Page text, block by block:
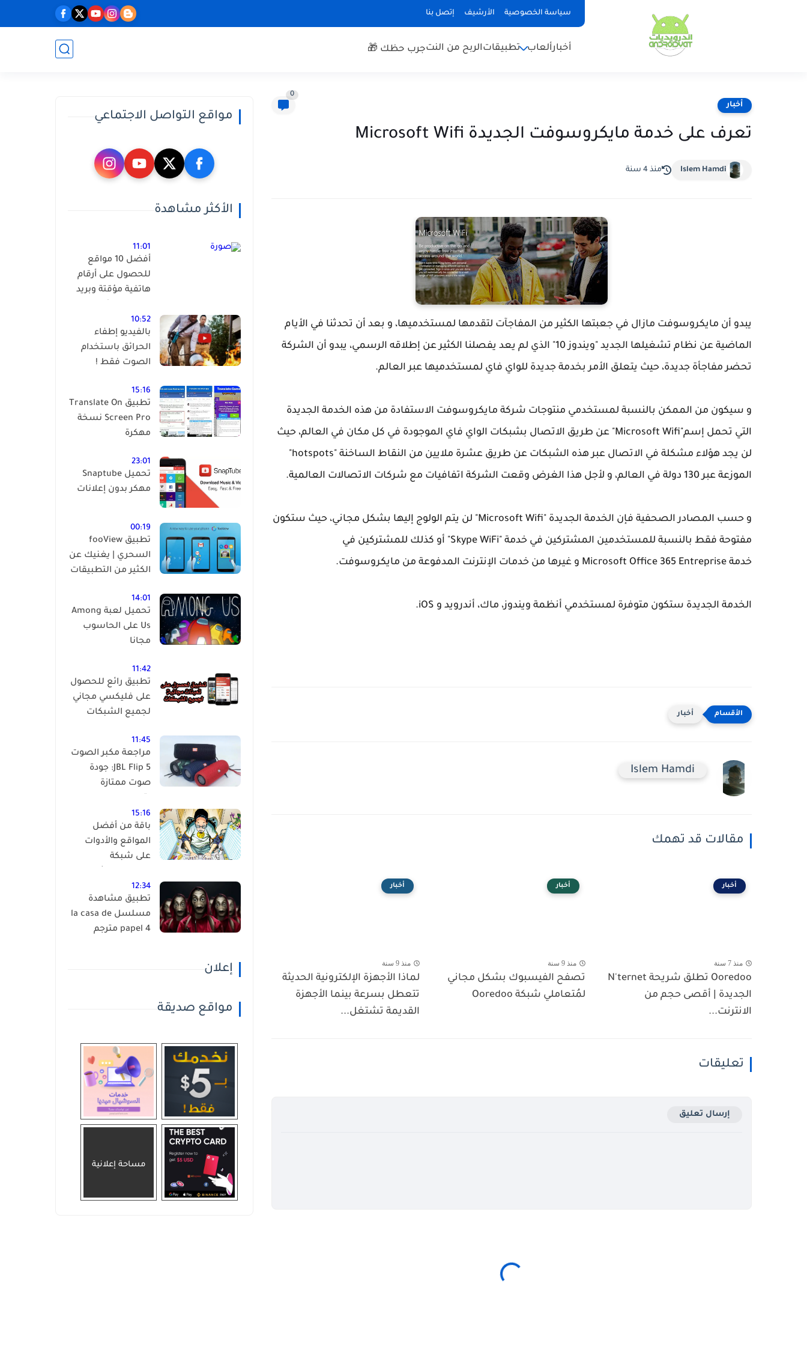
سياسة الخصوصية الأرشيف إتصل بنا
أخبارألعاب تطبيقاتالربح من النتجرب حظك 🎁
أخبار
0
تعرف على خدمة مايكروسوفت الجديدة Microsoft Wifi
Islem Hamdi منذ 4 سنة
يبدو أن مايكروسوفت مازال في جعبتها الكثير من المفاجآت لتقدمها لمستخدميها، و بعد أن تحدثنا في الأيام
الماضية عن نظام تشغيلها الجديد "ويندوز 10" الذي لم يعد يفصلنا الكثير عن إطلاقه الرسمي، يبدو أن الشركة
تحضر مفاجأة جديدة، حيث يتعلق الأمر بخدمة جديدة للواي فاي لمستخدميها عبر العالم.
و سيكون من الممكن بالنسبة لمستخدمي منتوجات شركة مايكروسوفت الاستفادة من هذه الخدمة الجديدة
التي تحمل إسم"Microsoft Wifi" عن طريق الاتصال بشبكات الواي فاي الموجودة في كل مكان في العالم، حيث
لن يجد هؤلاء مشكلة في الاتصال عبر هذه الشبكات عن طريق عشرة ملايين من النقاط الساخنة "hotspots"
الموزعة عبر 130 دولة في العالم، و لأجل هذا الغرض وقعت الشركة اتفافيات مع شركات الاتصالات العالمية.
و حسب المصادر الصحفية فإن الخدمة الجديدة "Microsoft Wifi" لن يتم الولوج إليها بشكل مجاني، حيث ستكون
مفتوحة فقط بالنسبة للمستخدمين المشتركين في خدمة "Skype WiFi" أو كذلك للمشتركين في
خدمة Microsoft Office 365 Entreprise و غيرها من خدمات الإنترنت المدفوعة من مايكروسوفت.
الخدمة الجديدة ستكون متوفرة لمستخدمي أنظمة ويندوز، ماك، أندرويد و iOS.
أخبار
Islem Hamdi
مقالات قد تهمك
أخبار
منذ 7 سنة
Ooredoo تطلق شريحة N'ternet
الجديدة | أقصى حجم من
الانترنت...
أخبار
منذ 9 سنة
تصفح الفيسبوك بشكل مجاني
لمُتعاملي شبكة Ooredoo
أخبار
منذ 9 سنة
لماذا الأجهزة الإلكترونية الحديثة
تتعطل بسرعة بينما الأجهزة
القديمة تشتغل...
تعليقات
إرسال تعليق
مواقع التواصل الاجتماعي
الأكثر مشاهدة
11:01
أفضل 10 مواقع
للحصول على أرقام
هاتفية مؤقتة وبريد
وبالمجان !
10:52
بالفيديو إطفاء
الحرائق باستخدام
الصوت فقط !
15:16
تطبيق Translate On
Screen Pro نسخة
مهكرة
23:01
تحميل Snaptube
مهكر بدون إعلانات
00:19
تطبيق fooView
السحري | يغنيك عن
الكثير من التطبيقات
14:01
تحميل لعبة Among
Us على الحاسوب
مجانا
11:42
تطبيق رائع للحصول
على فليكسي مجاني
لجميع الشبكات
11:45
مراجعة مكبر الصوت
JBL Flip 5: جودة
صوت ممتازة
15:16
باقة من أفضل
المواقع والأدوات
على شبكة
بنفسك ! (أكثر من
90 موقع )
12:34
تطبيق مشاهدة
مسلسل la casa de
papel 4 مترجم
إعلان
مواقع صديقة
مساحة إعلانية